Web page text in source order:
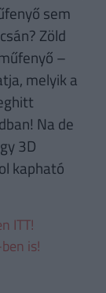
sem
Zöld
–
melyik a
Na de
3D
kapható
ITT!
is!